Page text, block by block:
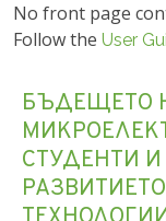
No front page
Follow the User
БЪДЕЩЕТО
СТУДЕНТИ